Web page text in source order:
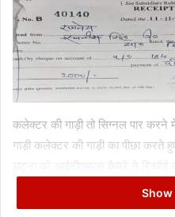
कलेक्टर की गाड़ी तो सिग्नल पार
गाड़ी कलेक्टर की गाड़ी का पीछा करते
ट्रैफिक पुलिस ने कप्तान को सूचित
उल्लंघन किया गया है।
Show